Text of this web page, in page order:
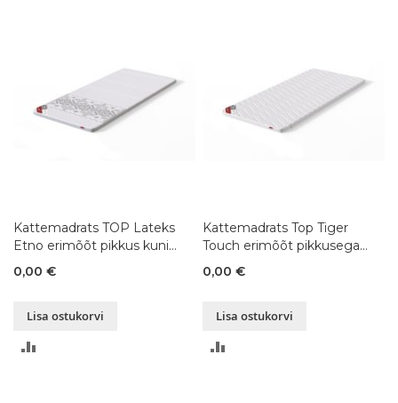
Kattemadrats TOP Lateks
Etno erimõõt pikkus kuni
200 cm
0,00 €
Lisa ostukorvi
Kattemadrats Top Tiger
Touch erimõõt pikkusega
kuni 200 cm
0,00 €
Lisa ostukorvi